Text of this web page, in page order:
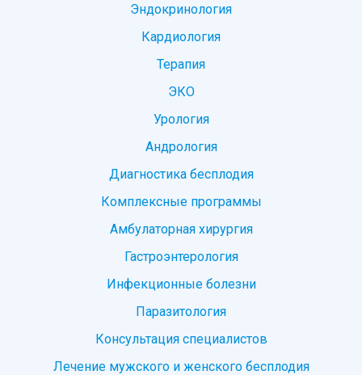
Эндокринология
Кардиология
Терапия
ЭКО
Урология
Андрология
Диагностика бесплодия
Комплексные программы
Амбулаторная хирургия
Гастроэнтерология
Инфекционные болезни
Паразитология
Консультация специалистов
Лечение мужского и женского бесплодия